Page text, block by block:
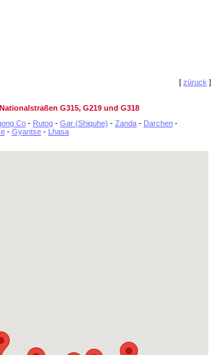
[ züruck ]
G315, G219 und G318
Co - Rutog - Gar (Shiquhe) - Zanda - Darchen -
- Gyantse - Lhasa